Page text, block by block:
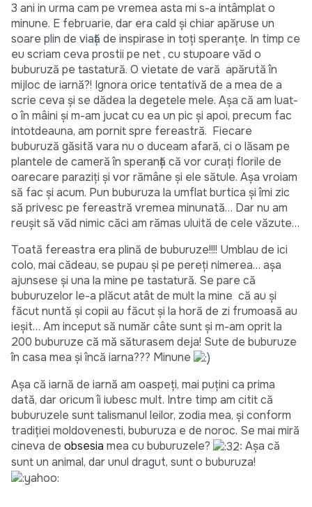
3 ani in urma cam pe vremea asta mi s-a intâmplat o
minune. E februarie, dar era cald şi chiar apăruse un
soare plin de viaţă de inspirase in toţi speranţe. In timp ce
eu scriam ceva prostii pe net , cu stupoare văd o
buburuză pe tastatură. O vietate de vară apărută în
mijloc de iarnă?! Ignora orice tentativă de a mea de a
scrie ceva şi se dădea la degetele mele. Aşa că am luat-
o în mâini şi m-am jucat cu ea un pic şi apoi, precum fac
intotdeauna, am pornit spre fereastră. Fiecare
buburuză găsită vara nu o duceam afară, ci o lăsam pe
plantele de cameră în speranţă că vor curaţi florile de
oarecare paraziţi şi vor rămâne şi ele sătule. Aşa vroiam
să fac şi acum. Pun buburuza la umflat burtica şi îmi zic
să privesc pe fereastră vremea minunată… Dar nu am
reuşit să văd nimic căci am rămas uluită de cele văzute…
Toată fereastra era plină de buburuze!!!! Umblau de ici
colo, mai cădeau, se pupau şi pe pereţi nimerea… aşa
ajunsese şi una la mine pe tastatură. Se pare că
buburuzelor le-a plăcut atât de mult la mine că au şi
făcut nuntă şi copii au făcut şi la horă de zi frumoasă au
ieşit… Am inceput să număr câte sunt şi m-am oprit la
200 buburuze că mă săturasem deja! Sute de buburuze
în casa mea şi încă iarna??? Minune
Aşa că iarnă de iarnă am oaspeţi, mai puţini ca prima
dată, dar oricum îi iubesc mult. Intre timp am citit că
buburuzele sunt talismanul leilor, zodia mea, şi conform
tradiţiei moldovenesti, buburuza e de noroc. Se mai miră
cineva de obsesia mea cu buburuzele?
Aşa că
sunt un animal, dar unul dragut, sunt o buburuza!